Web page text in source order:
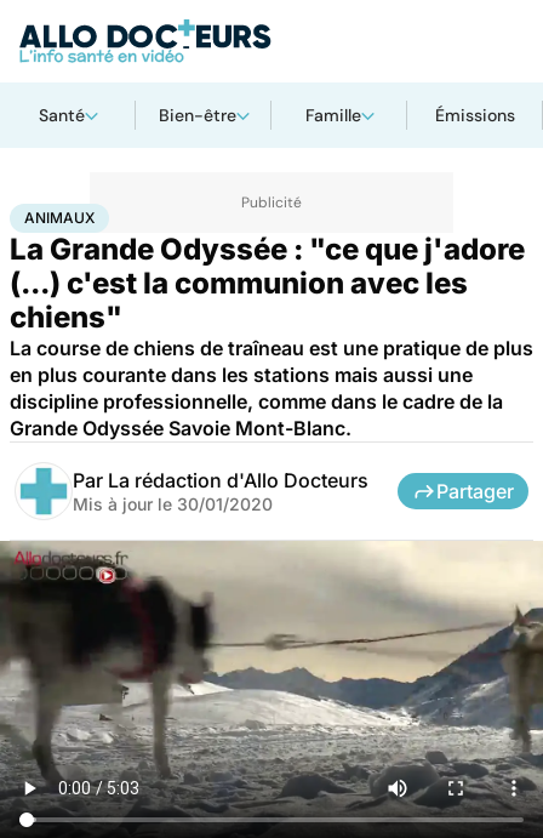
Santé Bien-être Famille Émissions
AccueilBien-être Animaux
ANIMAUX
La Grande Odyssée : "ce que j'adore
(...) c'est la communion avec les
chiens"
La course de chiens de traîneau est une pratique de plus
en plus courante dans les stations mais aussi une
discipline professionnelle, comme dans le cadre de la
Grande Odyssée Savoie Mont-Blanc.
Par La rédaction d'Allo Docteurs
Mis à jour le 30/01/2020
Partager